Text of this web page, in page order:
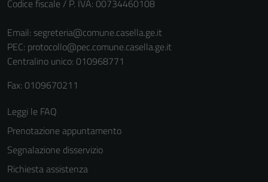
Codice fiscale / P. IVA: 00734460108
Email: segreteria@comune.casella.ge.it
PEC: protocollo@pec.comune.casella.ge.it
Centralino unico: 010968771
Fax: 0109670211
Leggi le FAQ
Prenotazione appuntamento
Segnalazione disservizio
Richiesta assistenza
Tecnici